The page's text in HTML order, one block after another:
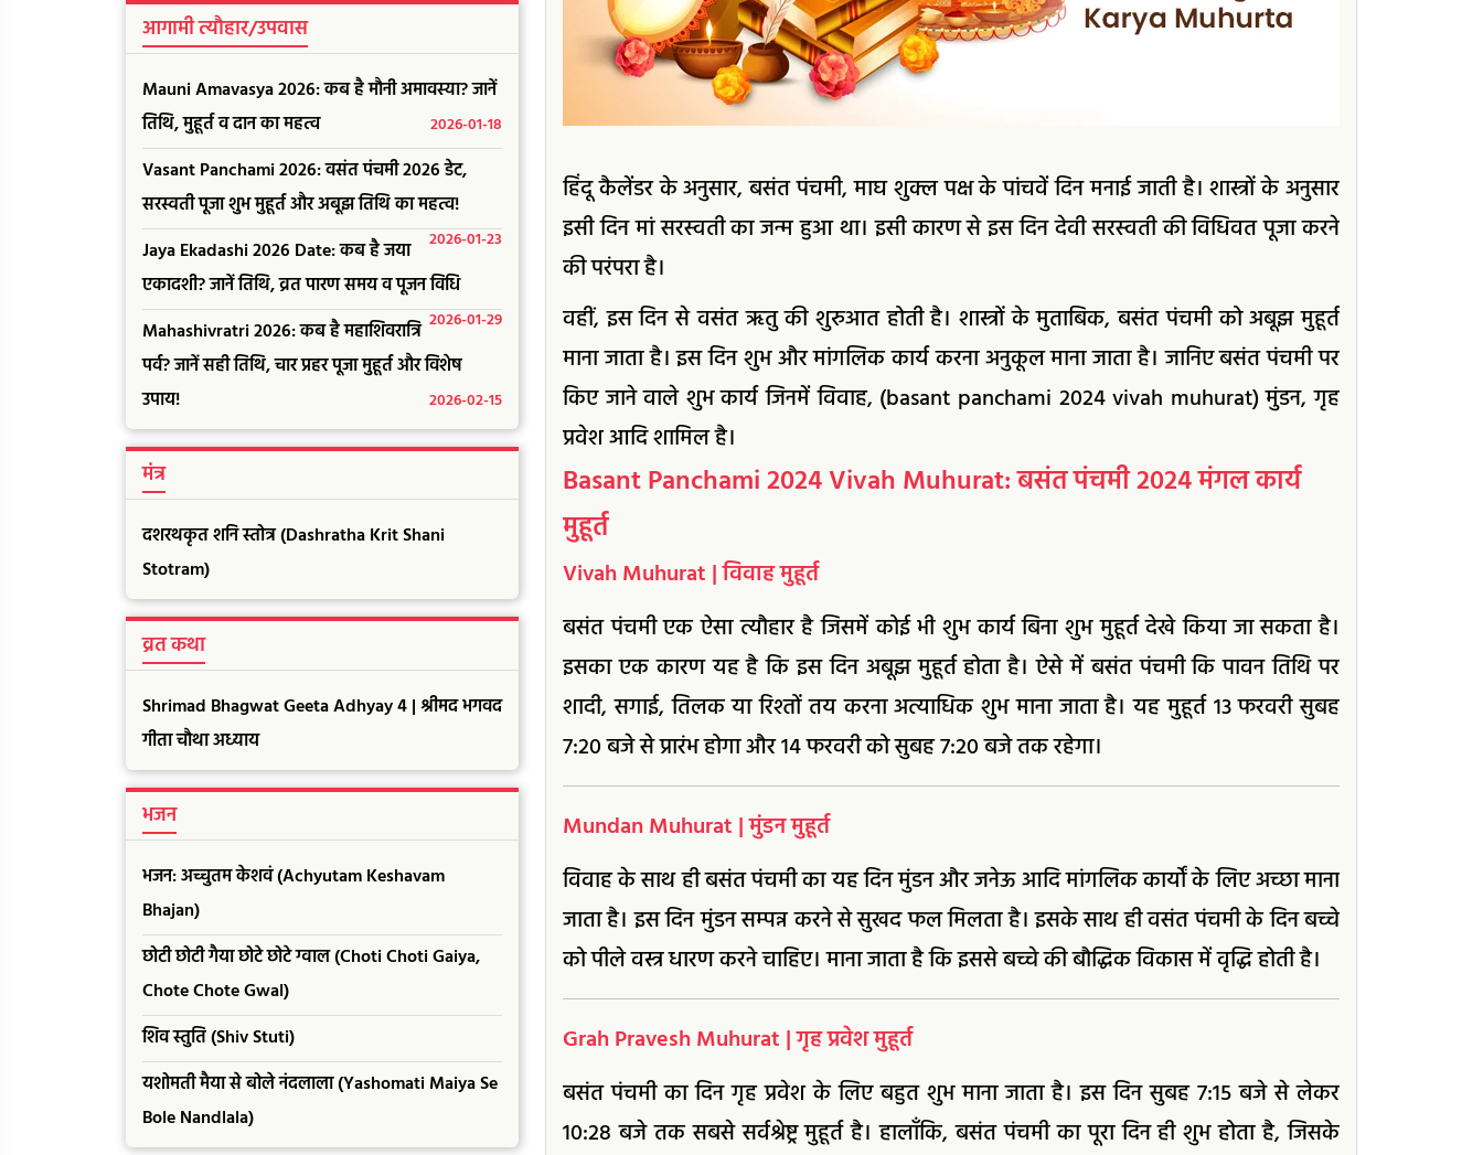
आगामी त्यौहार/उपवास
Mauni Amavasya 2026: कब है मौनी अमावस्या? जानें
तिथि, मुहूर्त व दान का महत्व
2026-01-18
Vasant Panchami 2026: वसंत पंचमी 2026 डेट,
सरस्वती पूजा शुभ मुहूर्त और अबूझ तिथि का महत्व!
2026-01-23
Jaya Ekadashi 2026 Date: कब है जया
एकादशी? जानें तिथि, व्रत पारण समय व पूजन विधि
2026-01-29
Mahashivratri 2026: कब है महाशिवरात्रि
पर्व? जानें सही तिथि, चार प्रहर पूजा मुहूर्त और विशेष
उपाय!
2026-02-15
मंत्र
दशरथकृत शनि स्तोत्र (Dashratha Krit Shani
Stotram)
व्रत कथा
Shrimad Bhagwat Geeta Adhyay 4 | श्रीमद भगवद
गीता चौथा अध्याय
भजन
भजन: अच्चुतम केशवं (Achyutam Keshavam
Bhajan)
छोटी छोटी गैया छोटे छोटे ग्वाल (Choti Choti Gaiya,
Chote Chote Gwal)
शिव स्तुति (Shiv Stuti)
यशोमती मैया से बोले नंदलाला (Yashomati Maiya Se
Bole Nandlala)
हिंदू कैलेंडर के अनुसार, बसंत पंचमी, माघ शुक्ल पक्ष के पांचवें दिन मनाई जाती है। शास्त्रों के अनुसार
इसी दिन मां सरस्वती का जन्म हुआ था। इसी कारण से इस दिन देवी सरस्वती की विधिवत पूजा करने
की परंपरा है।
वहीं, इस दिन से वसंत ऋतु की शुरुआत होती है। शास्त्रों के मुताबिक, बसंत पंचमी को अबूझ मुहूर्त
माना जाता है। इस दिन शुभ और मांगलिक कार्य करना अनुकूल माना जाता है। जानिए बसंत पंचमी पर
किए जाने वाले शुभ कार्य जिनमें विवाह, (basant panchami 2024 vivah muhurat) मुंडन, गृह
प्रवेश आदि शामिल है।
Basant Panchami 2024 Vivah Muhurat: बसंत पंचमी 2024 मंगल कार्य
मुहूर्त
Vivah Muhurat | विवाह मुहूर्त
बसंत पंचमी एक ऐसा त्यौहार है जिसमें कोई भी शुभ कार्य बिना शुभ मुहूर्त देखे किया जा सकता है।
इसका एक कारण यह है कि इस दिन अबूझ मुहूर्त होता है। ऐसे में बसंत पंचमी कि पावन तिथि पर
शादी, सगाई, तिलक या रिश्तों तय करना अत्याधिक शुभ माना जाता है। यह मुहूर्त 13 फरवरी सुबह
7:20 बजे से प्रारंभ होगा और 14 फरवरी को सुबह 7:20 बजे तक रहेगा।
Mundan Muhurat | मुंडन मुहूर्त
विवाह के साथ ही बसंत पंचमी का यह दिन मुंडन और जनेऊ आदि मांगलिक कार्यों के लिए अच्छा माना
जाता है। इस दिन मुंडन सम्पन्न करने से सुखद फल मिलता है। इसके साथ ही वसंत पंचमी के दिन बच्चे
को पीले वस्त्र धारण करने चाहिए। माना जाता है कि इससे बच्चे की बौद्धिक विकास में वृद्धि होती है।
Grah Pravesh Muhurat | गृह प्रवेश मुहूर्त
बसंत पंचमी का दिन गृह प्रवेश के लिए बहुत शुभ माना जाता है। इस दिन सुबह 7:15 बजे से लेकर
10:28 बजे तक सबसे सर्वश्रेष्ट्र मुहूर्त है। हालाँकि, बसंत पंचमी का पूरा दिन ही शुभ होता है, जिसके